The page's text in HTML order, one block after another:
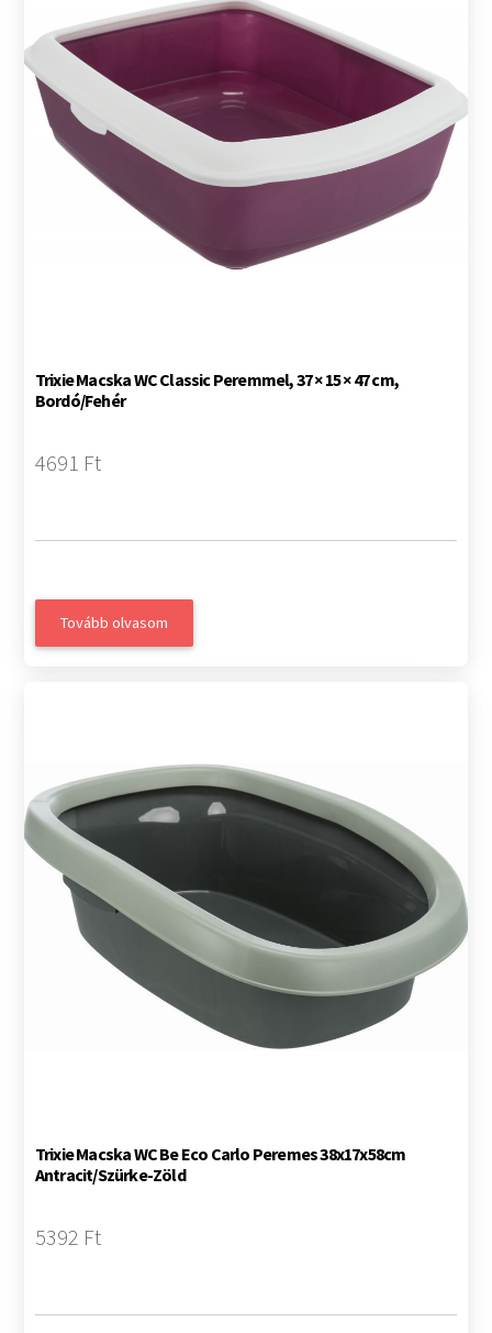
Trixie Macska WC Classic Peremmel, 37 × 15 × 47 cm,
Bordó/Fehér
4691 Ft
Tovább olvasom
Trixie Macska WC Be Eco Carlo Peremes 38x17x58cm
Antracit/Szürke-Zöld
5392 Ft